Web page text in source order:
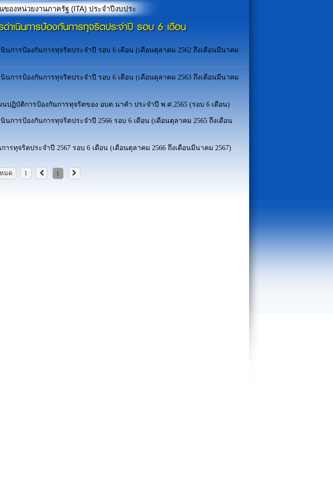
ทย"
ครัฐ (ITA) ประจำปีงบประมาณ พ.ศ. 2569
ำเนินการป้องกันการทุจริตประจำปี รอบ 6 เดือน
นการป้องกันการทุจริตประจำปี รอบ 6 เดือน (เดือนตุลาคม 2562 ถึงเดือนมีนาคม
นการป้องกันการทุจริตประจำปี รอบ 6 เดือน (เดือนตุลาคม 2563 ถึงเดือนมีนาคม
ปฏิบัติการป้องกันการทุจริตของ อบต.นาคำ ประจำปี พ.ศ.2565 (รอบ 6 เดือน)
นการป้องกันการทุจริตประจำปี 2566 รอบ 6 เดือน (เดือนตุลาคม 2565 ถึงเดือน
รทุจริตประจำปี 2567 รอบ 6 เดือน (เดือนตุลาคม 2566 ถึงเดือนมีนาคม 2567)
มด 1 1